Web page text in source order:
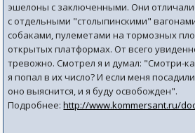
эшелоны с заключенными. Они
с отдельными "столыпинскими"
собаками, пулеметами на тормозных
открытых платформах. От всего
тревожно. Смотрел я и думал: "Смотри-
я попал в их число? И если меня
оно выяснится, и я буду освобожден".
Подробнее:http://www.kommersant.ru/